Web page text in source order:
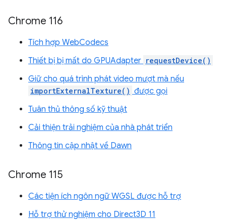
Chrome 116
Tích hợp WebCodecs
Thiết bị bị mất do GPUAdapter requestDevice()
Giữ cho quá trình phát video mượt mà nếu
importExternalTexture() được gọi
Tuân thủ thông số kỹ thuật
Cải thiện trải nghiệm của nhà phát triển
Thông tin cập nhật về Dawn
Chrome 115
Các tiện ích ngôn ngữ WGSL được hỗ trợ
Hỗ trợ thử nghiệm cho Direct3D 11